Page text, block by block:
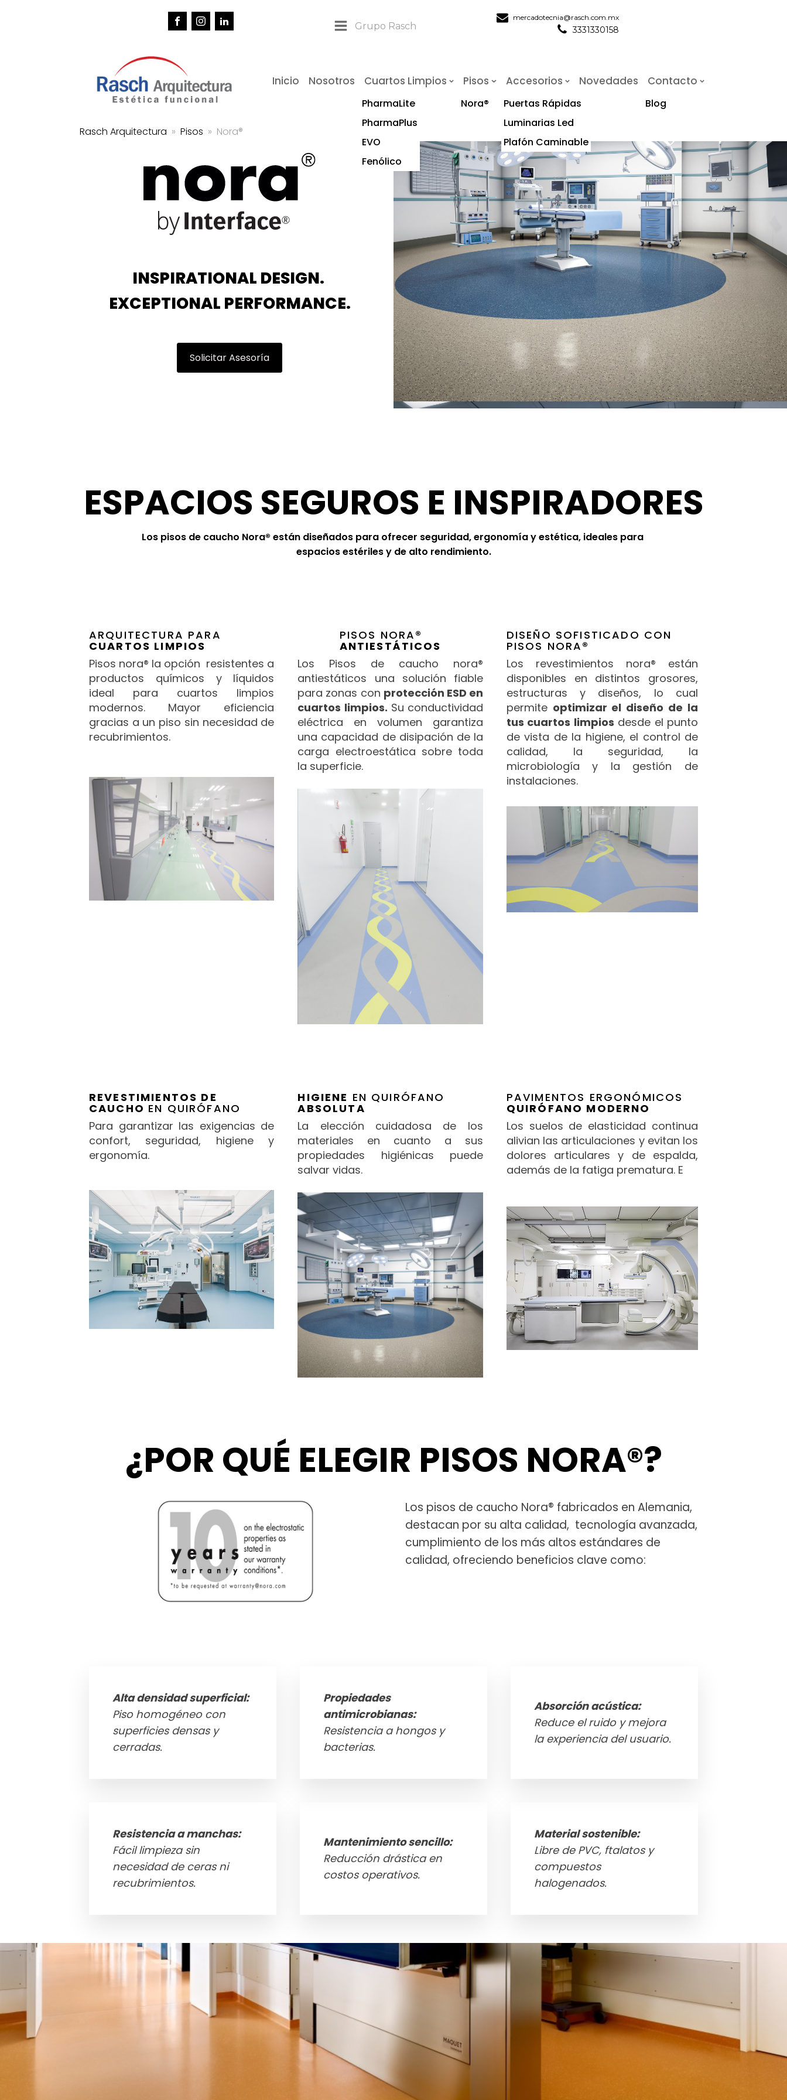
Grupo Rasch
mercadotecnia@rasch.com.mx
3331330158
Inicio Nosotros Cuartos Limpios
PharmaLite
PharmaPlus
EVO
Fenólico
Pisos
Nora®
Accesorios
Puertas Rápidas
Luminarias Led
Plafón Caminable
Novedades Contacto
Blog
Rasch Arquitectura » Pisos » Nora®
INSPIRATIONAL DESIGN.
EXCEPTIONAL PERFORMANCE.
Solicitar Asesoría
ESPACIOS SEGUROS E INSPIRADORES
Los pisos de caucho Nora® están diseñados para ofrecer seguridad, ergonomía y estética, ideales para
espacios estériles y de alto rendimiento.
ARQUITECTURA PARA
CUARTOS LIMPIOS
Pisos nora® la opción resistentes a
productos químicos y líquidos
ideal para cuartos limpios
modernos. Mayor eficiencia
gracias a un piso sin necesidad de
recubrimientos.
PISOS NORA®
ANTIESTÁTICOS
Los Pisos de caucho nora®
antiestáticos una solución fiable
para zonas con protección ESD en
cuartos limpios. Su conductividad
eléctrica en volumen garantiza
una capacidad de disipación de la
carga electroestática sobre toda
la superficie.
DISEÑO SOFISTICADO CON
PISOS NORA®
Los revestimientos nora® están
disponibles en distintos grosores,
estructuras y diseños, lo cual
permite optimizar el diseño de la
tus cuartos limpios desde el punto
de vista de la higiene, el control de
calidad, la seguridad, la
microbiología y la gestión de
instalaciones.
REVESTIMIENTOS DE
CAUCHO EN QUIRÓFANO
Para garantizar las exigencias de
confort, seguridad, higiene y
ergonomía.
HIGIENE EN QUIRÓFANO
ABSOLUTA
La elección cuidadosa de los
materiales en cuanto a sus
propiedades higiénicas puede
salvar vidas.
PAVIMENTOS ERGONÓMICOS
QUIRÓFANO MODERNO
Los suelos de elasticidad continua
alivian las articulaciones y evitan los
dolores articulares y de espalda,
además de la fatiga prematura. E
¿POR QUÉ ELEGIR PISOS NORA®?
Los pisos de caucho Nora® fabricados en Alemania,
destacan por su alta calidad, tecnología avanzada,
cumplimiento de los más altos estándares de
calidad, ofreciendo beneficios clave como:
Alta densidad superficial:
Piso homogéneo con
superficies densas y
cerradas.
Propiedades
antimicrobianas:
Resistencia a hongos y
bacterias.
Absorción acústica:
Reduce el ruido y mejora
la experiencia del usuario.
Resistencia a manchas:
Fácil limpieza sin
necesidad de ceras ni
recubrimientos.
Mantenimiento sencillo:
Reducción drástica en
costos operativos.
Material sostenible:
Libre de PVC, ftalatos y
compuestos
halogenados.